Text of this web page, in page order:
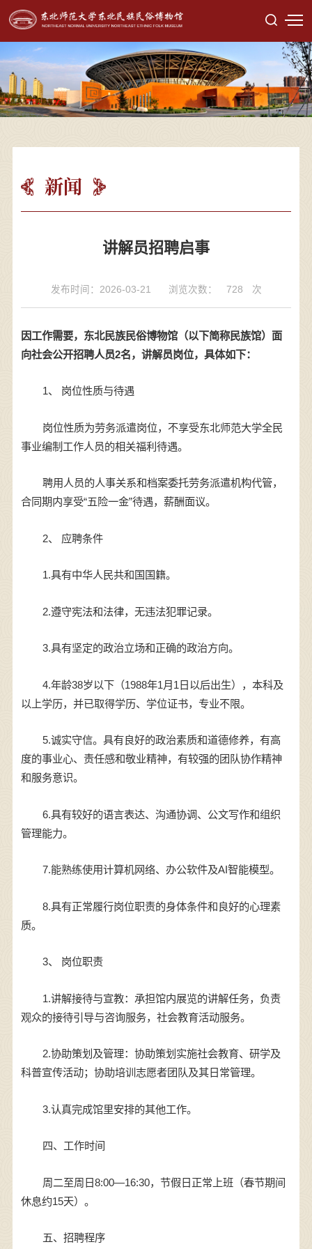
新闻
讲解员招聘启事
发布时间：2026-03-21 浏览次数： 728 次
因工作需要，东北民族民俗博物馆（以下简称民族馆）面
向社会公开招聘人员2名，讲解员岗位，具体如下：
1、 岗位性质与待遇
岗位性质为劳务派遣岗位，不享受东北师范大学全民
事业编制工作人员的相关福利待遇。
聘用人员的人事关系和档案委托劳务派遣机构代管，
合同期内享受“五险一金”待遇，薪酬面议。
2、 应聘条件
1.具有中华人民共和国国籍。
2.遵守宪法和法律，无违法犯罪记录。
3.具有坚定的政治立场和正确的政治方向。
4.年龄38岁以下（1988年1月1日以后出生），本科及
以上学历，并已取得学历、学位证书，专业不限。
5.诚实守信。具有良好的政治素质和道德修养，有高
度的事业心、责任感和敬业精神，有较强的团队协作精神
和服务意识。
6.具有较好的语言表达、沟通协调、公文写作和组织
管理能力。
7.能熟练使用计算机网络、办公软件及AI智能模型。
8.具有正常履行岗位职责的身体条件和良好的心理素
质。
3、 岗位职责
1.讲解接待与宣教：承担馆内展览的讲解任务，负责
观众的接待引导与咨询服务，社会教育活动服务。
2.协助策划及管理：协助策划实施社会教育、研学及
科普宣传活动；协助培训志愿者团队及其日常管理。
3.认真完成馆里安排的其他工作。
四、工作时间
周二至周日8:00—16:30，节假日正常上班（春节期间
休息约15天）。
五、招聘程序